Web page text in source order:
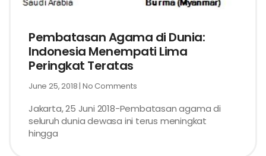
Pembatasan Agama di Dunia:
Indonesia Menempati Lima
Peringkat Teratas
June 25, 2018 No Comments
Jakarta, 25 Juni 2018-Pembatasan agama di
seluruh dunia dewasa ini terus meningkat
hingga